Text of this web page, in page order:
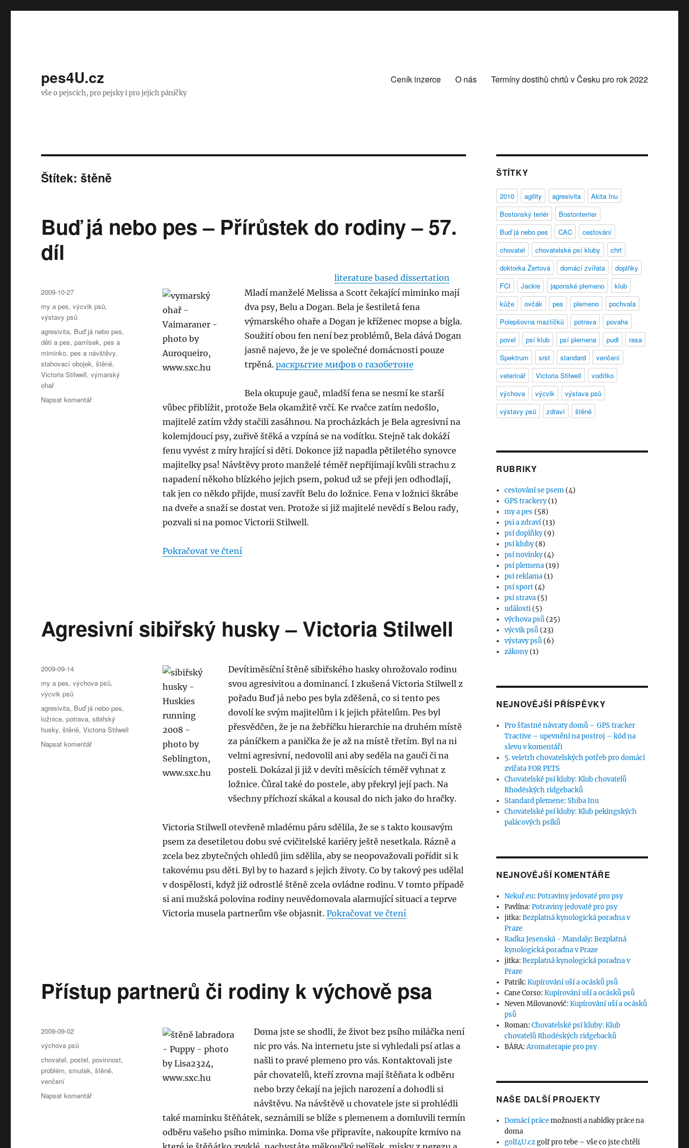
pes4U.cz
vše o pejscích, pro pejsky i pro jejich páníčky
Ceník inzerce O nás Termíny dostihů chrtů v Česku pro rok 2022
Štítek:štěně
Buď já nebo pes – Přírůstek do rodiny – 57.
díl
Mladí manželé Melissa a Scott čekající miminko mají
dva psy, Belu a Dogan. Bela je šestiletá fena
výmarského ohaře a Dogan je kříženec mopse a bígla.
Soužití obou fen není bez problémů, Bela dává Dogan
jasně najevo, že je ve společné domácnosti pouze
trpěná. раскрытие мифов о газобетоне
Bela okupuje gauč, mladší fena se nesmí ke starší
vůbec přiblížit, protože Bela okamžitě vrčí. Ke rvačce zatím nedošlo,
majitelé zatím vždy stačili zasáhnou. Na procházkách je Bela agresivní na
kolemjdoucí psy, zuřivě štěká a vzpíná se na vodítku. Stejně tak dokáží
fenu vyvést z míry hrající si děti. Dokonce již napadla pětiletého synovce
majitelky psa! Návštěvy proto manželé téměř nepřijímají kvůli strachu z
napadení někoho blízkého jejich psem, pokud už se přeji jen odhodlají,
tak jen co někdo přijde, musí zavřít Belu do ložnice. Fena v ložnici škrábe
na dveře a snaží se dostat ven. Protože si již majitelé nevědí s Belou rady,
pozvali si na pomoc Victorii Stilwell.
Pokračovat ve čtení„Buď já nebo pes – Přírůstek do rodiny – 57. díl“
Publikováno:
2009-10-27
Rubriky:
my a pes,výcvik psů,
výstavy psů
Štítky:
agresivita, Buď já nebo pes,
děti a pes,pamlsek,pes a
miminko,pes a návštěvy,
stahovací obojek,štěně,
Victoria Stilwell,výmarský
ohař
Napsat komentářpro
Agresivní sibiřský husky – Victoria Stilwell
Devítiměsíční štěně sibiřského hasky ohrožovalo rodinu
svou agresivitou a dominancí. I zkušená Victoria Stilwell z
pořadu Buď já nebo pes byla zděšená, co si tento pes
dovolí ke svým majitelům i k jejich přátelům. Pes byl
přesvědčen, že je na žebříčku hierarchie na druhém místě
za páníčkem a panička že je až na místě třetím. Byl na ni
velmi agresivní, nedovolil ani aby seděla na gauči či na
posteli. Dokázal ji již v devíti měsících téměř vyhnat z
ložnice. Čůral také do postele, aby překryl její pach. Na
všechny příchozí skákal a kousal do nich jako do hračky.
literature based dissertation
Victoria Stilwell otevřeně mladému páru sdělila, že se s takto kousavým
psem za desetiletou dobu své cvičitelské kariéry ještě nesetkala. Rázně a
zcela bez zbytečných ohledů jim sdělila, aby se neopovažovali pořídit si k
takovému psu děti. Byl by to hazard s jejich životy. Co by takový pes udělal
v dospělosti, když již odrostlé štěně zcela ovládne rodinu. V tomto případě
si ani mužská polovina rodiny neuvědomovala alarmující situaci a teprve
Victoria musela partnerům vše objasnit. Pokračovat ve čtení„Agresivní sibiřský husky – Victoria Stilwell“
Publikováno:
2009-09-14
Rubriky:
my a pes,výchova psů,
výcvik psů
Štítky:
agresivita, Buď já nebo pes,
ložnice,potrava,sibiřský
husky,štěně,Victoria Stilwell
Napsat komentářpro
Přístup partnerů či rodiny k výchově psa
Doma jste se shodli, že život bez psího miláčka není
nic pro vás. Na internetu jste si vyhledali psí atlas a
našli to pravé plemeno pro vás. Kontaktovali jste
pár chovatelů, kteří zrovna mají štěňata k odběru
nebo brzy čekají na jejich narození a dohodli si
návštěvu. Na návštěvě u chovatele jste si prohlédli
také maminku štěňátek, seznámili se blíže s plemenem a domluvili termín
odběru vašeho psího miminka. Doma vše připravíte, nakoupíte krmivo na
Publikováno:
2009-09-02
Rubriky:
výchova psů
Štítky:
chovatel,postel,povinnost,
problém,smutek,štěně,
venčení
Napsat komentářpro
ŠTÍTKY
2010 agility agresivita
Akita Inu
Bostonský teriér
Bostonterrier
Buď já nebo pes
CAC
cestování
chovatel
chovatelské psí kluby
chrt
doktorka Žertová
domácí zvířata
doplňky
FCI
Jackie japonské plemeno
klub
kůže
ovčák pes plemeno
pochvala
Polepšovna mazlíčků
potrava
povaha
povel
psí klub psí plemena pudl
rasa
Spektrum
srst standard
venčení
veterinář
Victoria Stilwell
vodítko
výchova
výcvik
výstava psů
výstavy psů
zdraví štěně
RUBRIKY
cestování se psem (4)
GPS trackery(1)
my a pes (58)
psi a zdraví (13)
psí doplňky(9)
psí kluby(8)
psí novinky(4)
psí plemena (19)
psí reklama (1)
psí sport (4)
psí strava (5)
události (5)
výchova psů (25)
výcvik psů (23)
výstavy psů (6)
zákony(1)
NEJNOVĚJŠÍ PŘÍSPĚVKY
Pro šťastné návraty domů – GPS tracker
Tractive – upevnění na postroj – kód na
slevu v komentáři
5. veletrh chovatelských potřeb pro domácí
zvířata FOR PETS
Chovatelské psí kluby: Klub chovatelů
Rhodéských ridgebacků
Standard plemene: Shiba Inu
Chovatelské psí kluby: Klub pekingských
palácových psíků
NEJNOVĚJŠÍ KOMENTÁŘE
Nekuř.eu:Potraviny jedovaté pro psy
Pavlína:Potraviny jedovaté pro psy
jitka:Bezplatná kynologická poradna v
Praze
Radka Jesenská - Mandaly:Bezplatná
kynologická poradna v Praze
jitka:Bezplatná kynologická poradna v
Praze
Patrik:Kupírování uší a ocásků psů
Cane Corso:Kupírování uší a ocásků psů
Neven Milovanović:Kupírování uší a ocásků
psů
Roman:Chovatelské psí kluby: Klub
chovatelů Rhodéských ridgebacků
BÁRA:Aromaterapie pro psy
NAŠE DALŠÍ PROJEKTY
Domácí prácemožnosti a nabídky práce na
doma
golf4U.czgolf pro tebe – vše co jste chtěli